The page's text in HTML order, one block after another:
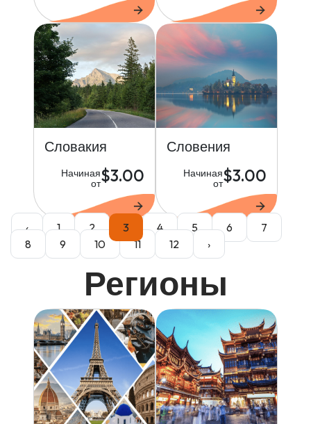
Словакия
Начиная
от$3.00
Словения
Начиная
от$3.00
‹ 1 2 3 4 5 6
7
8
9 10 11 12 ›
Регионы